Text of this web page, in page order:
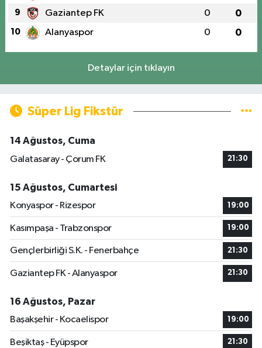
9 Gaziantep FK 0 0
10 Alanyaspor 0 0
Detaylar için tıklayın
Süper Lig Fikstür
14 Ağustos, Cuma
Galatasaray - Çorum FK
21:30
15 Ağustos, Cumartesi
Konyaspor - Rizespor
19:00
Kasımpaşa - Trabzonspor 19:00
Gençlerbirliği S.K. - Fenerbahçe 21:30
Gaziantep FK - Alanyaspor 21:30
16 Ağustos, Pazar
Başakşehir - Kocaelispor
19:00
Beşiktaş - Eyüpspor 21:30